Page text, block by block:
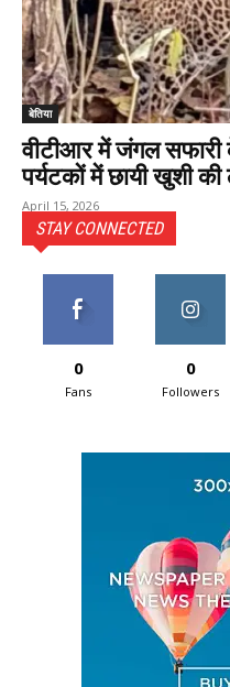
बेतिया
वीटीआर में जंगल सफारी
पर्यटकों में छायी खुशी
April 15, 2026
STAY CONNECTED
0
Fans
0
Followers